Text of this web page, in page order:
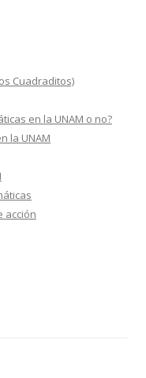
Cuadraditos)
en la UNAM o no?
la UNAM
acción